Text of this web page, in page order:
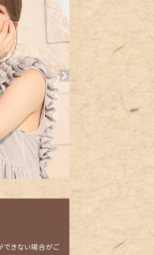
できない場合がご